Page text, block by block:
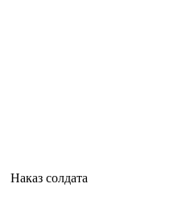
Наказ солдата